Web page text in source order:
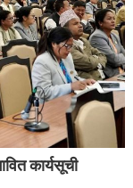
कार्यसूची